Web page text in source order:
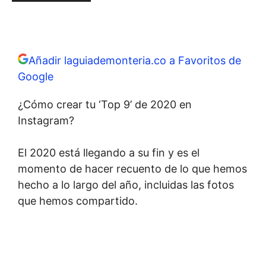
Añadir laguiademonteria.co a Favoritos de
Google
¿Cómo crear tu ‘Top 9’ de 2020 en
Instagram?
El 2020 está llegando a su fin y es el
momento de hacer recuento de lo que hemos
hecho a lo largo del año, incluidas las fotos
que hemos compartido.